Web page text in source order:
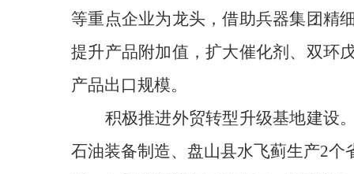
等重点企业为龙头，借助兵器集团精
提升产品附加值 ，扩大催化剂、双环
产品出口规模。
积极推进外贸转型升级基地建设
石油装备制造、盘山县水飞蓟生产2